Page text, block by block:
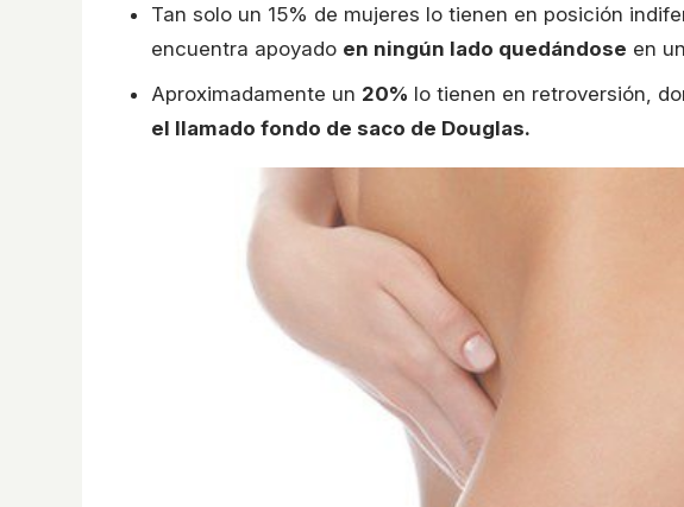
Tan solo un 15% de mujeres lo tienen en posición
encuentra apoyado en ningún lado quedándose en
Aproximadamente un 20% lo tienen en retroversión,
el llamado fondo de saco de Douglas.